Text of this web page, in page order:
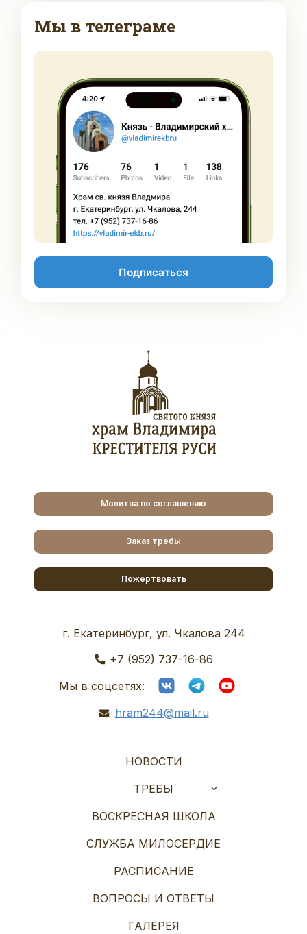
Мы в телеграме
Подписаться
Молитва по соглашению
Заказ требы
Пожертвовать
г. Екатеринбург, ул. Чкалова 244
+7 (952) 737-16-86
Мы в соцсетях:
hram244@mail.ru
НОВОСТИ
ТРЕБЫ
ВОСКРЕСНАЯ ШКОЛА
СЛУЖБА МИЛОСЕРДИЕ
РАСПИСАНИЕ
ВОПРОСЫ И ОТВЕТЫ
ГАЛЕРЕЯ